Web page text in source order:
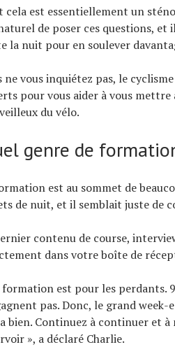
cela est essentiellement un
de poser ces questions,
la nuit pour en soulever
ne vous inquiétez pas, le
pour vous aider à vous
du vélo.
genre de
est au sommet de
de nuit, et il semblait juste de
contenu de course,
dans votre boîte de
formation est pour les perdants.
pas. Donc, le grand
bien. Continuez à continuer et
», a déclaré Charlie.